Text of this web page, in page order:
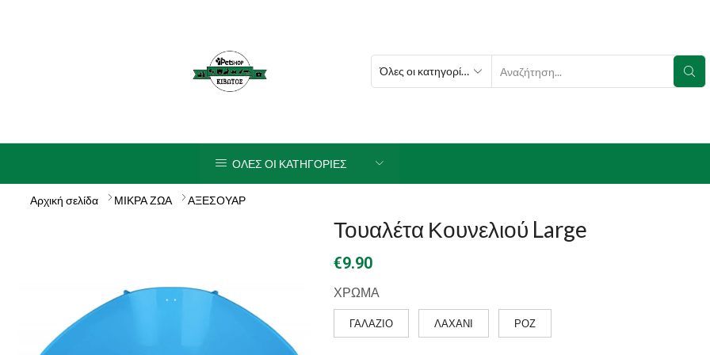
SEARCH
ΟΛΕΣ ΟΙ ΚΑΤΗΓΟΡΙΕΣ
Αρχική σελίδα ΜΙΚΡΑ ΖΩΑ ΑΞΕΣΟΥΑΡ
Τουαλέτα Κουνελιού Large
€9.90
ΧΡΩΜΑ
ΓΑΛΑΖΙΟ ΛΑΧΑΝΙ ΡΟΖ